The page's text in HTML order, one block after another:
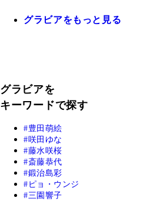
グラビアをもっと見る
グラビアを
キーワードで探す
豊田萌絵
咲田ゆな
藤水咲桜
斎藤恭代
鍛治島彩
ピョ・ウンジ
三園響子